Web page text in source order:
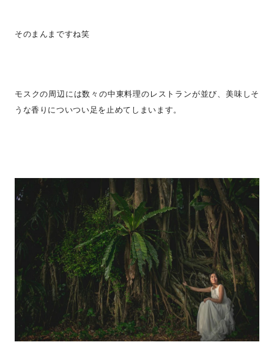
そのまんまですね笑
モスクの周辺には数々の中東料理のレストランが並び、美味しそ
うな香りについつい足を止めてしまいます。